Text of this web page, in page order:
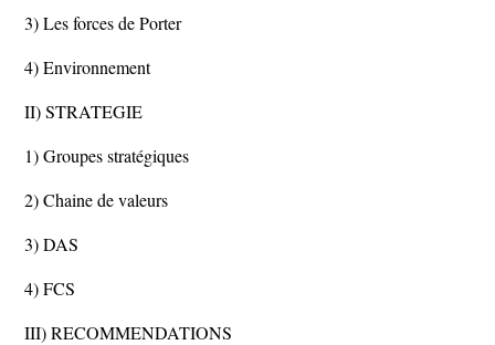
3) Les forces de Porter
4) Environnement
II) STRATEGIE
1) Groupes stratégiques
2) Chaine de valeurs
3) DAS
4) FCS
III) RECOMMENDATIONS